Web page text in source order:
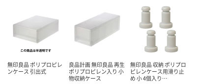
無印良品 ポリプロピレ
ンケース 引出式
良品計画 無印良品 再生
ポリプロピレン入り 小
物収納ケース
無印良品 収納 ポリプロ
ピレンケース用滑り止
め 小 4個入り…